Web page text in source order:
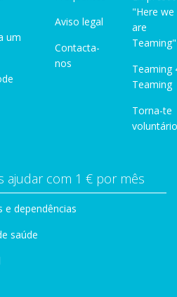
um
Aviso legal
Contacta-
nos
"Here we
are
Teaming"
Teaming
Teaming
Torna-te
ajudar com 1 € por mês
dependências
saúde